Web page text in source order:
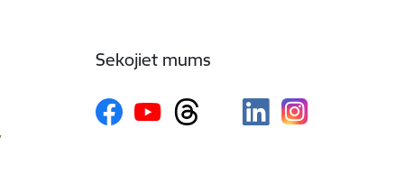
Sekojiet mums